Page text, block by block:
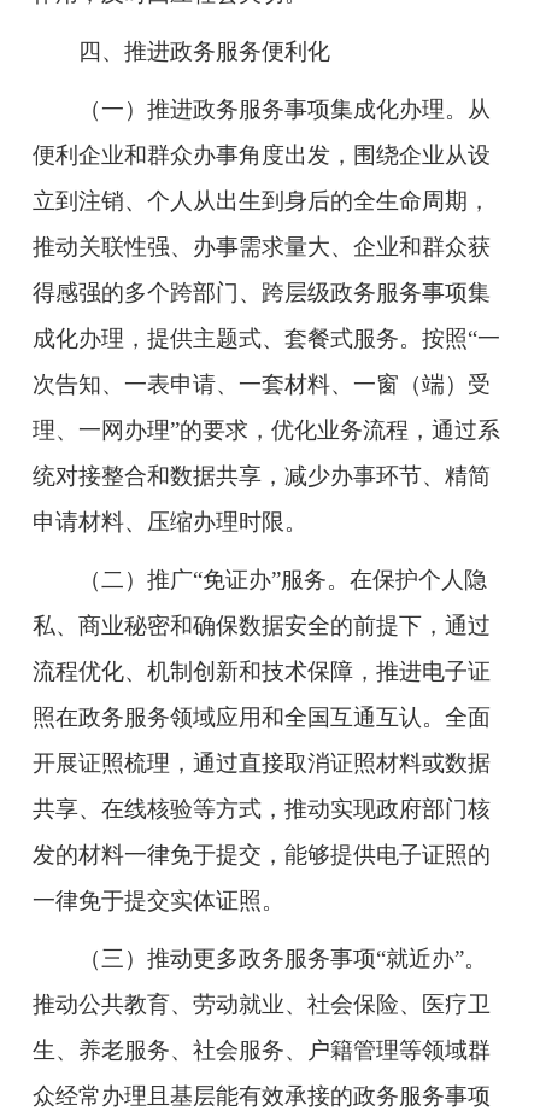
四、推进政务服务便利化
（一）推进政务服务事项集成化办理。 从
便利企业和群众办事角度出发，围绕企业从设
立到注销、个人从出生到身后的全生命周期，
推动关联性强、办事需求量大、企业和群众获
得感强的多个跨部门、跨层级政务服务事项集
成化办理，提供主题式、套餐式服务。按照“一
次告知、一表申请、一套材料、一窗（端）受
理、一网办理”的要求，优化业务流程，通过系
统对接整合和数据共享，减少办事环节、精简
申请材料、压缩办理时限。
（二）推广“免证办”服务。在保护个人隐
私、商业秘密和确保数据安全的前提下，通过
流程优化、机制创新和技术保障，推进电子证
照在政务服务领域应用和全国互通互认。全面
开展证照梳理，通过直接取消证照材料或数据
共享、在线核验等方式，推动实现政府部门核
发的材料一律免于提交，能够提供电子证照的
一律免于提交实体证照。
（三）推动更多政务服务事项“就近办”。
推动公共教育、劳动就业、社会保险、医疗卫
生、养老服务、社会服务、户籍管理等领域群
众经常办理且基层能有效承接的政务服务事项